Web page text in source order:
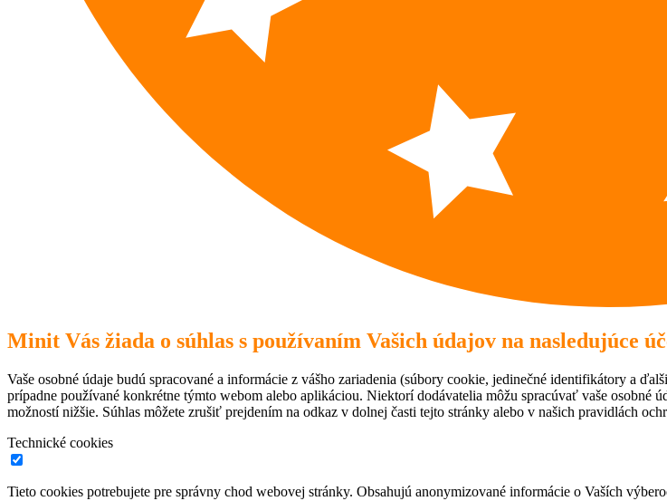
Minit Vás žiada o súhlas s používaním Vašich údajov na nasledujúce
Vaše osobné údaje budú spracované a informácie z vášho zariadenia (súbory cookie, jedinečné identifikátory a
prípadne používané konkrétne týmto webom alebo aplikáciou. Niektorí dodávatelia môžu spracúvať vaše osobné
možností nižšie. Súhlas môžete zrušiť prejdením na odkaz v dolnej časti tejto stránky alebo v našich pravidlách
Technické cookies
Tieto cookies potrebujete pre správny chod webovej stránky. Obsahujú anonymizované informácie o Vaších